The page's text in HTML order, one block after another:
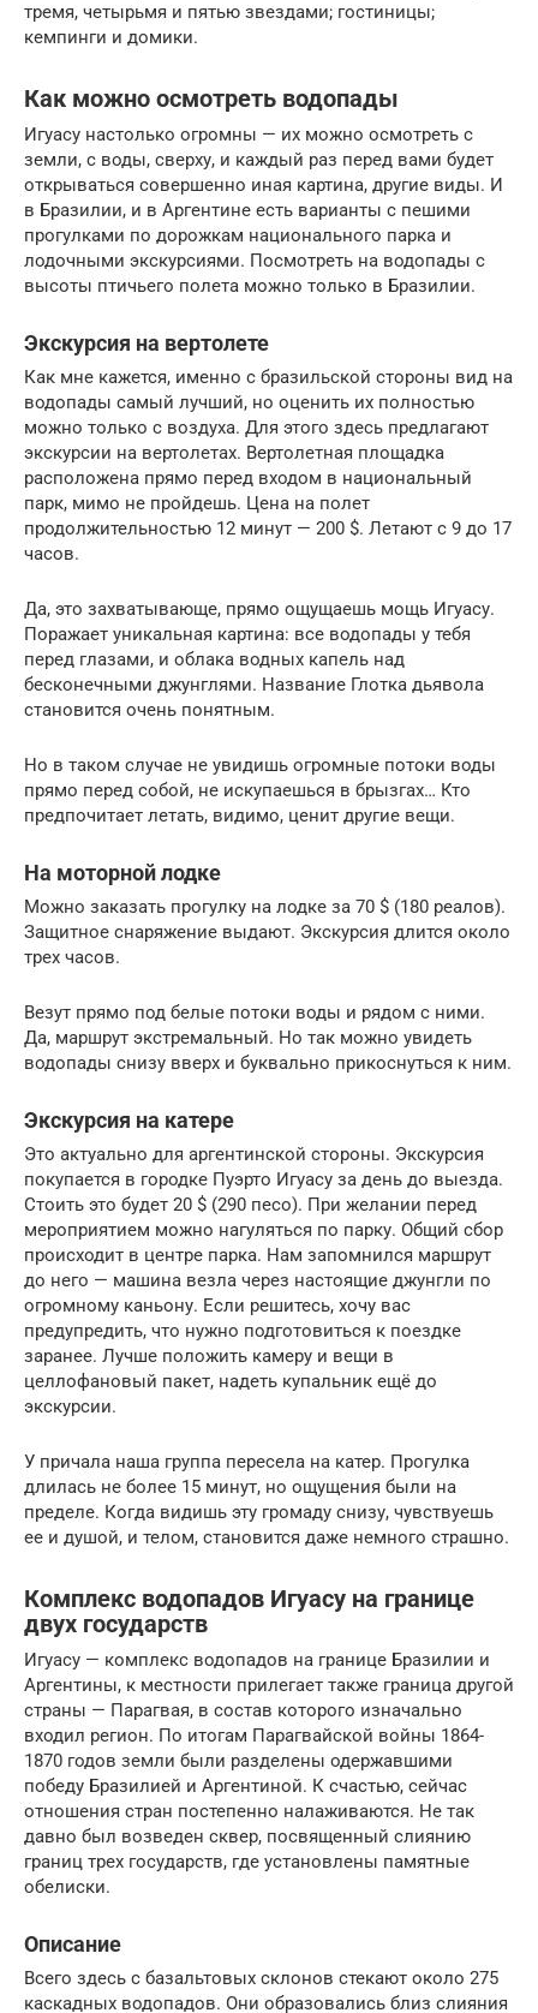
тремя, четырьмя и пятью звездами; гостиницы;
кемпинги и домики.
Как можно осмотреть водопады
Игуасу настолько огромны — их можно осмотреть с
земли, с воды, сверху, и каждый раз перед вами будет
открываться совершенно иная картина, другие виды. И
в Бразилии, и в Аргентине есть варианты с пешими
прогулками по дорожкам национального парка и
лодочными экскурсиями. Посмотреть на водопады с
высоты птичьего полета можно только в Бразилии.
Экскурсия на вертолете
Как мне кажется, именно с бразильской стороны вид на
водопады самый лучший, но оценить их полностью
можно только с воздуха. Для этого здесь предлагают
экскурсии на вертолетах. Вертолетная площадка
расположена прямо перед входом в национальный
парк, мимо не пройдешь. Цена на полет
продолжительностью 12 минут — 200 $. Летают с 9 до 17
часов.
Да, это захватывающе, прямо ощущаешь мощь Игуасу.
Поражает уникальная картина: все водопады у тебя
перед глазами, и облака водных капель над
бесконечными джунглями. Название Глотка дьявола
становится очень понятным.
Но в таком случае не увидишь огромные потоки воды
прямо перед собой, не искупаешься в брызгах… Кто
предпочитает летать, видимо, ценит другие вещи.
На моторной лодке
Можно заказать прогулку на лодке за 70 $ (180 реалов).
Защитное снаряжение выдают. Экскурсия длится около
трех часов.
Везут прямо под белые потоки воды и рядом с ними.
Да, маршрут экстремальный. Но так можно увидеть
водопады снизу вверх и буквально прикоснуться к ним.
Экскурсия на катере
Это актуально для аргентинской стороны. Экскурсия
покупается в городке Пуэрто Игуасу за день до выезда.
Стоить это будет 20 $ (290 песо). При желании перед
мероприятием можно нагуляться по парку. Общий сбор
происходит в центре парка. Нам запомнился маршрут
до него — машина везла через настоящие джунгли по
огромному каньону. Если решитесь, хочу вас
предупредить, что нужно подготовиться к поездке
заранее. Лучше положить камеру и вещи в
целлофановый пакет, надеть купальник ещё до
экскурсии.
У причала наша группа пересела на катер. Прогулка
длилась не более 15 минут, но ощущения были на
пределе. Когда видишь эту громаду снизу, чувствуешь
ее и душой, и телом, становится даже немного страшно.
Комплекс водопадов Игуасу на границе
двух государств
Игуасу — комплекс водопадов на границе Бразилии и
Аргентины, к местности прилегает также граница другой
страны — Парагвая, в состав которого изначально
входил регион. По итогам Парагвайской войны 1864-
1870 годов земли были разделены одержавшими
победу Бразилией и Аргентиной. К счастью, сейчас
отношения стран постепенно налаживаются. Не так
давно был возведен сквер, посвященный слиянию
границ трех государств, где установлены памятные
обелиски.
Описание
Всего здесь с базальтовых склонов стекают около 275
каскадных водопадов. Они образовались близ слияния